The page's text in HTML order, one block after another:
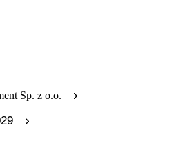
Sp. z o.o.